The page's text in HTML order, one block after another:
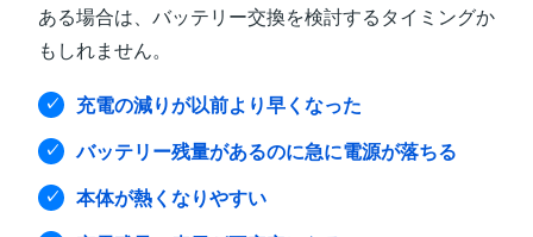
ある場合は、バッテリー交換を検討するタイミングか
もしれません。
充電の減りが以前より早くなった
バッテリー残量があるのに急に電源が落ちる
本体が熱くなりやすい